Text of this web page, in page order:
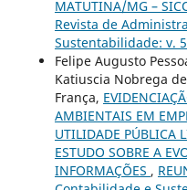
MATUTINA/MG –
Revista de
Sustentabilidade: v.
Felipe Augusto
Katiuscia Nobrega
França,
AMBIENTAIS EM
UTILIDADE PÚBLICA
ESTUDO SOBRE A
INFORMAÇÕES ,